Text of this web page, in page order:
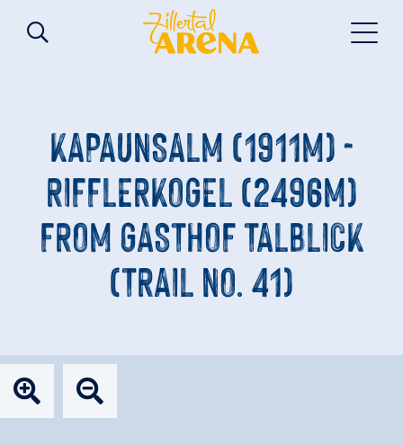
KAPAUNSALM (1911M) -
RIFFLERKOGEL (2496M)
FROM GASTHOF TALBLICK
(TRAIL NO. 41)